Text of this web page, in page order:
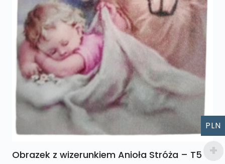
Obrazek z wizerunkiem Anioła Stróża – T5
PLN